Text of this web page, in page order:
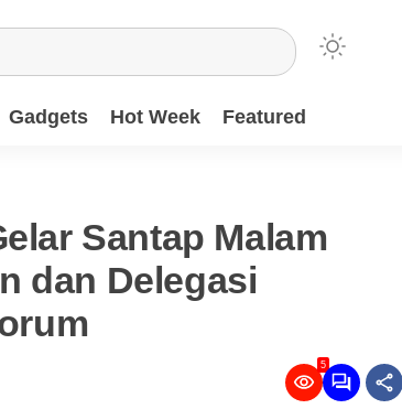
Gadgets Hot Week Featured
Santap Malam
dan Delegasi
5